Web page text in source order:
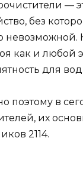
—
без
невозможной.
как и любой
для
поэтому в
их
2114.